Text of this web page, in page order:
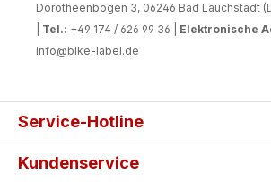
Dorotheenbogen 3, 06246 Bad Lauchstädt
Tel.: +49 174 / 626 99 36 | Elektronische
info@bike-label.de
Service-Hotline
Kundenservice